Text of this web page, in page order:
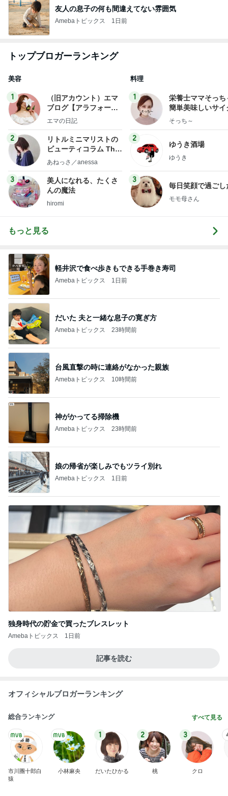
友人の息子の何も間違えてない雰囲気
Amebaトピックス 1日前
トップブロガーランキング
美容
1
（旧アカウント）エマ
ブログ【アラフォー会
社売却セカンドライ
エマの日記
2
リトルミニマリストの
ビューティコラム The
little minimalist's bea
あねっさ／anessa
3
美人になれる、たくさ
んの魔法
hiromi
料理
1
栄養士ママそっち
簡単美味しいサイ
献立
そっち～
2
ゆうき酒場
ゆうき
3
毎日笑顔で過ごし
モモ母さん
もっと見る
軽井沢で食べ歩きもできる手巻き寿司
Amebaトピックス 1日前
だいた 夫と一緒な息子の寛ぎ方
Amebaトピックス 23時間前
台風直撃の時に連絡がなかった親族
Amebaトピックス 10時間前
神がかってる掃除機
Amebaトピックス 23時間前
娘の帰省が楽しみでもツライ別れ
Amebaトピックス 1日前
独身時代の貯金で買ったブレスレット
Amebaトピックス 1日前
記事を読む
オフィシャルブロガーランキング
総合ランキング すべて見る
市川團十郎白
猿
小林麻央
1
だいたひかる
2
桃
3
クロ